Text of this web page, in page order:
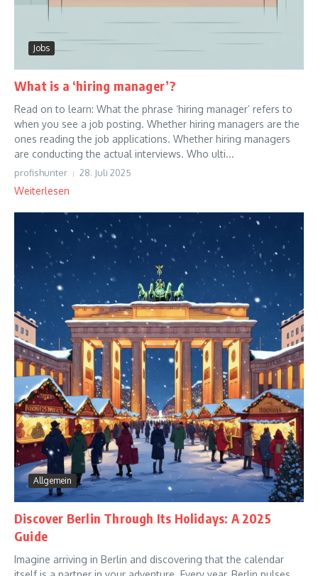
Jobs
What is a ‘hiring manager’?
Read on to learn: What the phrase ‘hiring manager’ refers to
when you see a job posting. Whether hiring managers are the
ones reading the job applications. Whether hiring managers
are conducting the actual interviews. Who ulti...
profishunter 28. Juli 2025
Weiterlesen
Allgemein
Discover Berlin Through Its Holidays: A 2025
Guide
Imagine arriving in Berlin and discovering that the calendar